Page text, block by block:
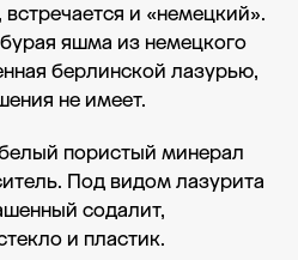
и «немецкий».
яшма из немецкого
берлинской лазурью,
не имеет.
пористый минерал
Под видом лазурита
содалит,
и пластик.